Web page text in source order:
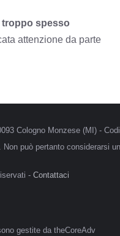
spesso
attenzione da parte
Cologno Monzese (MI) -
può pertanto considerarsi
- Contattaci
gestite da theCoreAdv